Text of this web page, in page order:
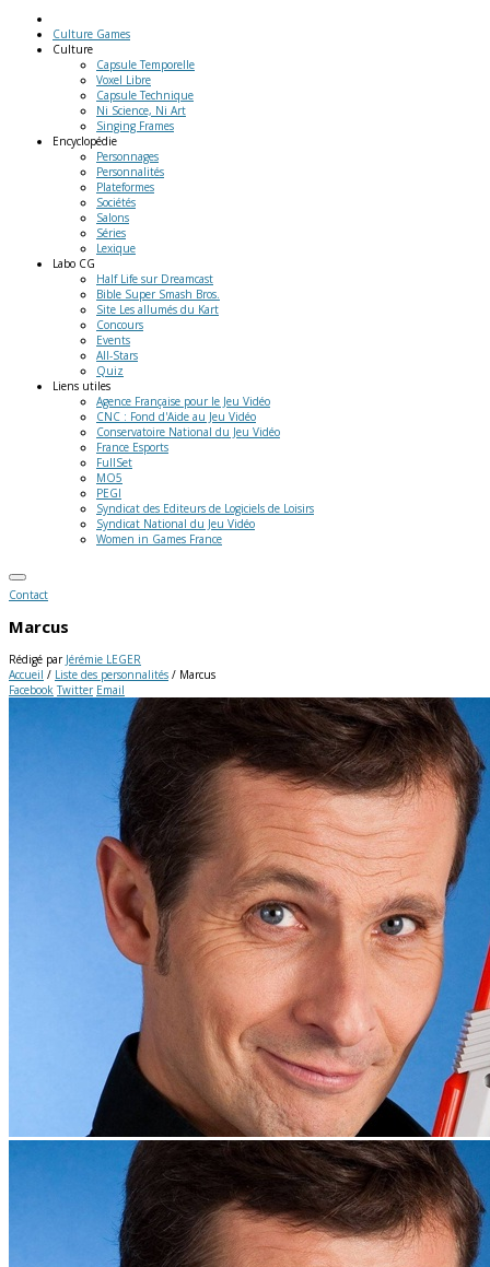
Culture Games
Culture
Capsule Temporelle
Voxel Libre
Capsule Technique
Ni Science, Ni Art
Singing Frames
Encyclopédie
Personnages
Personnalités
Plateformes
Sociétés
Salons
Séries
Lexique
Labo CG
Half Life sur Dreamcast
Bible Super Smash Bros.
Site Les allumés du Kart
Concours
Events
All-Stars
Quiz
Liens utiles
Agence Française pour le Jeu Vidéo
CNC : Fond d'Aide au Jeu Vidéo
Conservatoire National du Jeu Vidéo
France Esports
FullSet
MO5
PEGI
Syndicat des Editeurs de Logiciels de Loisirs
Syndicat National du Jeu Vidéo
Women in Games France
Contact
Marcus
Rédigé par Jérémie LEGER
Accueil / Liste des personnalités / Marcus
Facebook Twitter Email